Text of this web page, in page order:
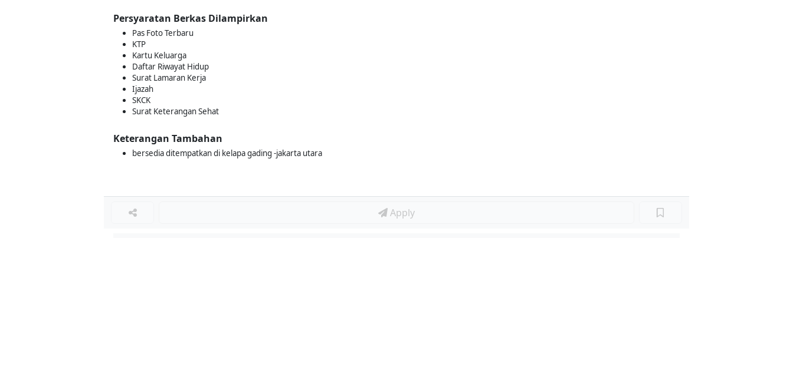
Persyaratan Berkas Dilampirkan
Pas Foto Terbaru
KTP
Kartu Keluarga
Daftar Riwayat Hidup
Surat Lamaran Kerja
Ijazah
SKCK
Surat Keterangan Sehat
Keterangan Tambahan
bersedia ditempatkan di kelapa gading -jakarta utara
Apply